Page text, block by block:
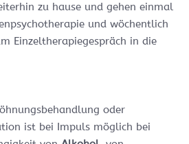
zu hause und gehen einmal
und wöchentlich
Einzeltherapiegespräch in die
oder
ist bei Impuls möglich bei